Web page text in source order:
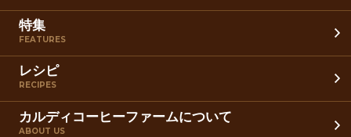
特集
FEATURES
レシピ
RECIPES
カルディコーヒーファームについて
ABOUT US